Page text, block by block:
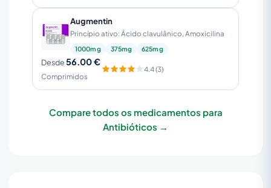
Augmentin
Princípio ativo: Ácido clavulânico, Amoxicilina
1000mg 375mg 625mg
Desde56.00 €
Comprimidos
4.4 (3)
Compare todos os medicamentos para
Antibióticos →